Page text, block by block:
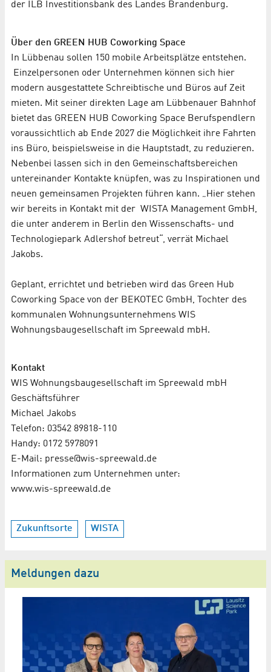
der ILB Investitionsbank des Landes Brandenburg.
Über den GREEN HUB Coworking Space
In Lübbenau sollen 150 mobile Arbeitsplätze entstehen.
Einzelpersonen oder Unternehmen können sich hier
modern ausgestattete Schreibtische und Büros auf Zeit
mieten. Mit seiner direkten Lage am Lübbenauer Bahnhof
bietet das GREEN HUB Coworking Space Berufspendlern
voraussichtlich ab Ende 2027 die Möglichkeit ihre Fahrten
ins Büro, beispielsweise in die Hauptstadt, zu reduzieren.
Nebenbei lassen sich in den Gemeinschaftsbereichen
untereinander Kontakte knüpfen, was zu Inspirationen und
neuen gemeinsamen Projekten führen kann. „Hier stehen
wir bereits in Kontakt mit der WISTA Management GmbH,
die unter anderem in Berlin den Wissenschafts- und
Technologiepark Adlershof betreut“, verrät Michael
Jakobs.
Geplant, errichtet und betrieben wird das Green Hub
Coworking Space von der BEKOTEC GmbH, Tochter des
kommunalen Wohnungsunternehmens WIS
Wohnungsbaugesellschaft im Spreewald mbH.
Kontakt
WIS Wohnungsbaugesellschaft im Spreewald mbH
Geschäftsführer
Michael Jakobs
Telefon: 03542 89818-110
Handy: 0172 5978091
E-Mail: presse@wis-spreewald.de
Informationen zum Unternehmen unter:
www.wis-spreewald.de
Zukunftsorte WISTA
Meldungen dazu